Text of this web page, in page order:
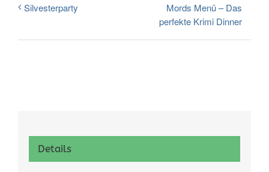
Silvesterparty
Mords Menü – Das
perfekte Krimi Dinner
Details